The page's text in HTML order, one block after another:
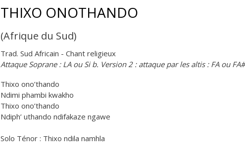
THIXO ONOTHANDO
(Afrique du Sud)
Trad. Sud Africain - Chant religieux
Attaque Soprane : LA ou Si b. Version 2 : attaque par les altis : FA ou FA#
Thixo ono’thando
Ndimi phambi kwakho
Thixo ono’thando
Ndiph’ uthando ndifakaze ngawe
Solo Ténor : Thixo ndila namhla